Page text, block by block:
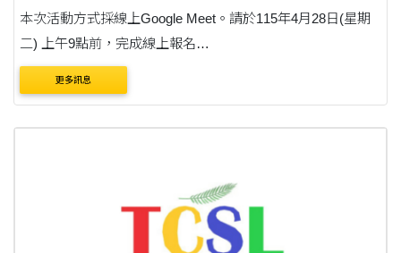
本次活動方式採線上Google Meet。請於115年4月28日(星期
二) 上午9點前，完成線上報名
(https://forms.gle/JB6N3oaCxTGB8ETk6)，俾利後續作業。
課程主題包含 「5/4(一)間20:00-21:30海外任教經驗分享-菲律
更多訊息